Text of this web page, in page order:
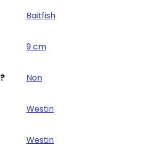
‎Baitfish
‎9 cm
‎Non
‎Westin
‎Westin